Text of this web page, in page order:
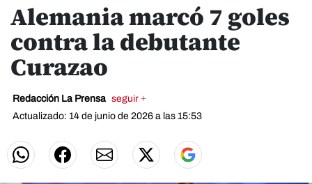
Alemania marcó 7 goles
contra la debutante
Curazao
Redacción La Prensa seguir +
Actualizado: 14 de junio de 2026 a las 15:53